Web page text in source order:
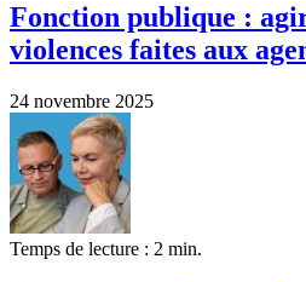
Fonction publique :
violences faites aux
24 novembre 2025
Temps de lecture : 2 min.